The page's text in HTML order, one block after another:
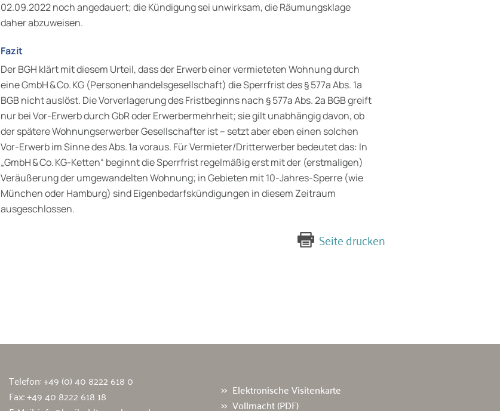
02.09.2022 noch angedauert; die Kündigung sei unwirksam, die Räumungsklage
daher abzuweisen.
Fazit
Der BGH klärt mit diesem Urteil, dass der Erwerb einer vermieteten Wohnung durch
eine GmbH & Co. KG (Personenhandelsgesellschaft) die Sperrfrist des § 577a Abs. 1a
BGB nicht auslöst. Die Vorverlagerung des Fristbeginns nach § 577a Abs. 2a BGB greift
nur bei Vor‑Erwerb durch GbR oder Erwerbermehrheit; sie gilt unabhängig davon, ob
der spätere Wohnungserwerber Gesellschafter ist – setzt aber eben einen solchen
Vor‑Erwerb im Sinne des Abs. 1a voraus. Für Vermieter/Dritterwerber bedeutet das: In
„GmbH & Co. KG‑Ketten“ beginnt die Sperrfrist regelmäßig erst mit der (erstmaligen)
Veräußerung der umgewandelten Wohnung; in Gebieten mit 10‑Jahres‑Sperre (wie
München oder Hamburg) sind Eigenbedarfskündigungen in diesem Zeitraum
ausgeschlossen.
Seite drucken
Telefon:+49 (0) 40 8222 618 0
Fax: +49 40 8222 618 18
Elektronische Visitenkarte
Vollmacht (PDF)